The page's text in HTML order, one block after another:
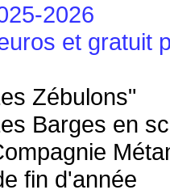
2026
et gratuit
Zébulons"
Barges en
fin d'année